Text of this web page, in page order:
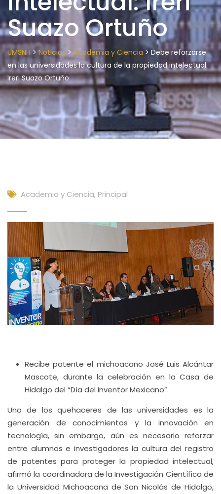
Suazo Ortuño
UMSNH> Noticias > Academia y Ciencia >Debe reforzarse
en las universidades la cultura de la propiedad intelectual:
Ireri Suazo Ortuño
Academia y Ciencia, Principal
Recibe patente el michoacano José Luis Alcántar
Mascote, durante la celebración en la Casa de
Hidalgo del “Día del Inventor Mexicano”.
Uno de los quehaceres de las universidades es la
generación de conocimientos y la innovación en
tecnología, sin embargo, aún es necesario reforzar
entre alumnos e investigadores la cultura del registro
de patentes para proteger la propiedad intelectual,
afirmó la coordinadora de la Investigación Científica de
la Universidad Michoacana de San Nicolás de Hidalgo,